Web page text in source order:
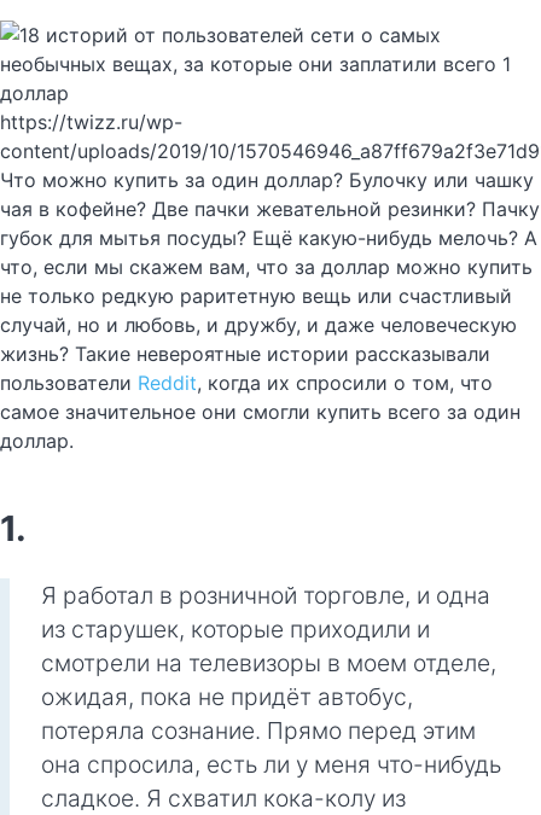
https://twizz.ru/wp-
content/uploads/2019/10/
Что можно купить за один доллар? Булочку или чашку
чая в кофейне? Две пачки жевательной резинки? Пачку
губок для мытья посуды? Ещё какую-нибудь мелочь? А
что, если мы скажем вам, что за доллар можно купить
не только редкую раритетную вещь или счастливый
случай, но и любовь, и дружбу, и даже человеческую
жизнь? Такие невероятные истории рассказывали
пользователи Reddit, когда их спросили о том, что
самое значительное они смогли купить всего за один
доллар.
1.
Я работал в розничной торговле, и одна
из старушек, которые приходили и
смотрели на телевизоры в моем отделе,
ожидая, пока не придёт автобус,
потеряла сознание. Прямо перед этим
она спросила, есть ли у меня что-нибудь
сладкое. Я схватил кока-колу из